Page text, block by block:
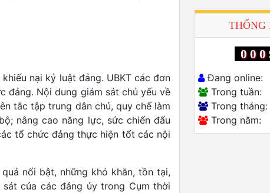
nại kỷ luật đảng. UBKT các đơn
đảng. Nội dung giám sát chủ yếu về
tắc tập trung dân chủ, quy chế làm
nâng cao năng lực, sức chiến đấu
tổ chức đảng thực hiện tốt các nội
nổi bật, những khó khăn, tồn tại,
của các đảng ủy trong Cụm thời
THỐNG
Đang online:
Trong tuần:
Trong tháng:
Trong năm: